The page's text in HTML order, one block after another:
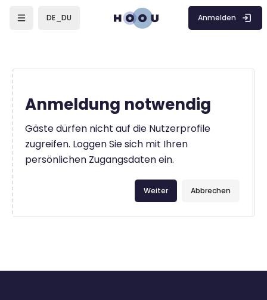
DE_DU Anmelden
Anmeldung notwendig
Gäste dürfen nicht auf die Nutzerprofile
zugreifen. Loggen Sie sich mit Ihren
persönlichen Zugangsdaten ein.
Abbrechen
Weiter